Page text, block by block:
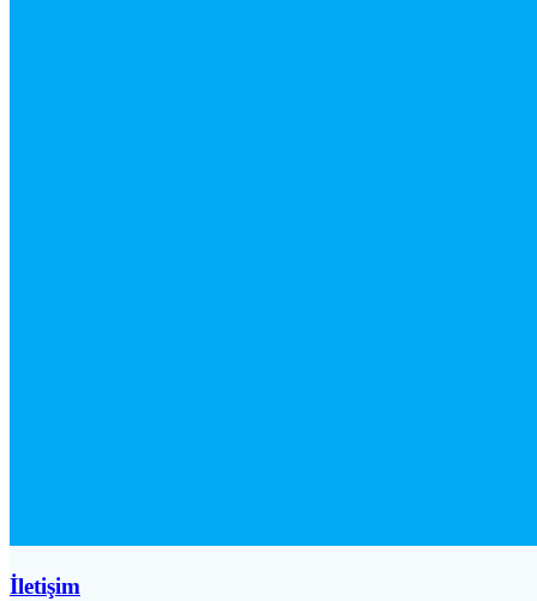
İletişim